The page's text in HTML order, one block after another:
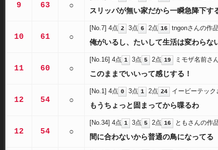
9 63 ○
スリッパが無い家だから一瞬急降下す
10 61 ○
[No.7] 4点 2 3点 6 2点 16 tngonさんの作
俺がいるし、たいして生活は変わらな
11 60 ○
[No.16] 4点 1 3点 5 2点 19 ミモザ名前さ
このままでいいって感じする！
12 54 ○
[No.1] 4点 0 3点 1 2点 24 イービーテッ
もうちょっと固まってから喋るわ
12 54 ○
[No.34] 4点 1 3点 5 2点 16 ともさんの作
間に合わないから普通の鳥になってる